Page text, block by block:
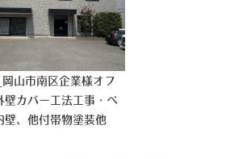
山市南区企業様オフ
カバー工法工事・ベ
壁、他付帯物塗装他